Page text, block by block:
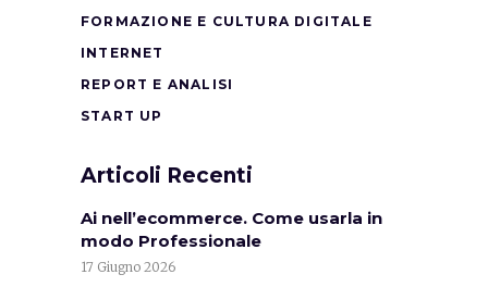
FORMAZIONE E CULTURA DIGITALE
INTERNET
REPORT E ANALISI
START UP
Articoli Recenti
Ai nell’ecommerce. Come usarla in
modo Professionale
17 Giugno 2026